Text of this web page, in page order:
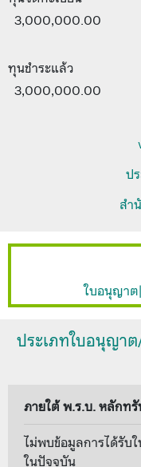
3,000,000.00
ทุนชำระแล้ว
3,000,000.00
ป
สำ
ใบอนุญาต
ประเภทใบอนุญา
ภายใต้ พ.ร.บ. หลักท
ไม่พบข้อมูลการได้รับ
ในปัจจุบัน